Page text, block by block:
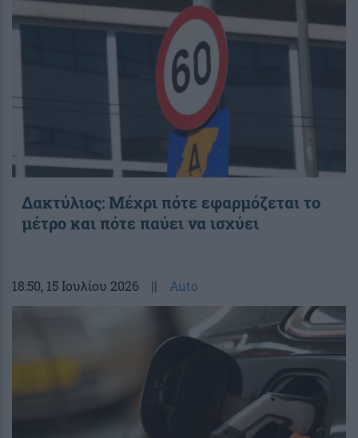
Δακτύλιος: Μέχρι πότε εφαρμόζεται το
μέτρο και πότε παύει να ισχύει
18:50, 15 Ιουλίου 2026 || Auto